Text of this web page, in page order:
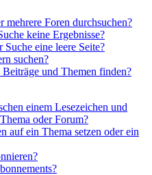
Foren durchsuchen?
keine Ergebnisse?
eine leere Seite?
suchen?
und Themen finden?
einem Lesezeichen und
oder Forum?
auf ein Thema setzen oder ein